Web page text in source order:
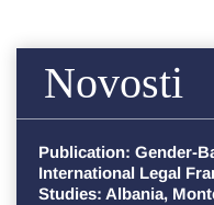
Novosti
Publication: Gender-
International Legal
Studies: Albania,